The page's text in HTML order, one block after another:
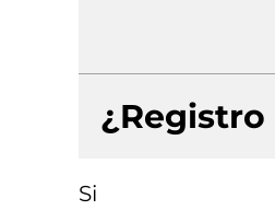
¿Registro
Si